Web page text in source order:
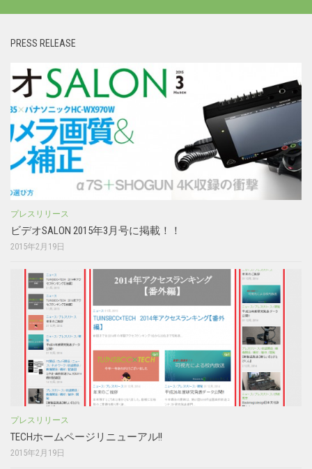
PRESS RELEASE
プレスリリース
ビデオSALON 2015年3月号に掲載！！
2015年2月19日
プレスリリース
TECHホームページリニューアル!!
2015年2月19日